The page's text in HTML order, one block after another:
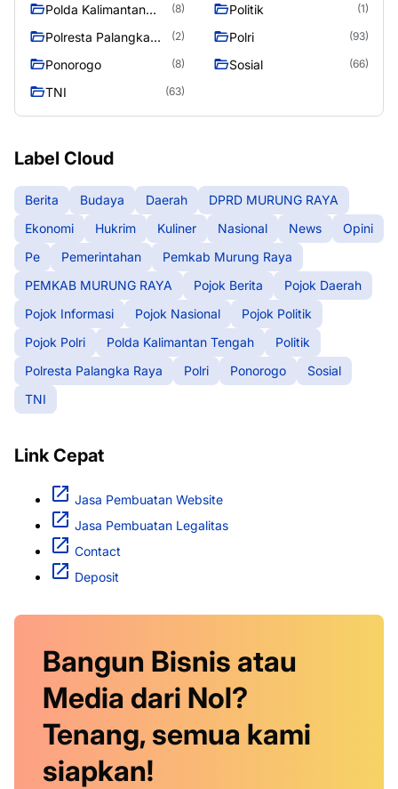
Polda Kalimantan
(8) Politik (1)
Polresta Palangka
(2) Polri (93)
Ponorogo (8) Sosial (66)
TNI (63)
Label Cloud
Berita Budaya Daerah
DPRD MURUNG RAYA
Ekonomi
Hukrim Kuliner Nasional News
Opini
Pe
Pemerintahan
Pemkab Murung Raya
PEMKAB MURUNG RAYA
Pojok Berita
Pojok Daerah
Pojok Informasi
Pojok Nasional
Pojok Politik
Pojok Polri
Polda Kalimantan Tengah
Politik
Polresta Palangka Raya
Polri Ponorogo
Sosial
TNI
Link Cepat
Jasa Pembuatan Website
Jasa Pembuatan Legalitas
Contact
Deposit
Bangun Bisnis atau
Media dari Nol?
Tenang, semua kami
siapkan!